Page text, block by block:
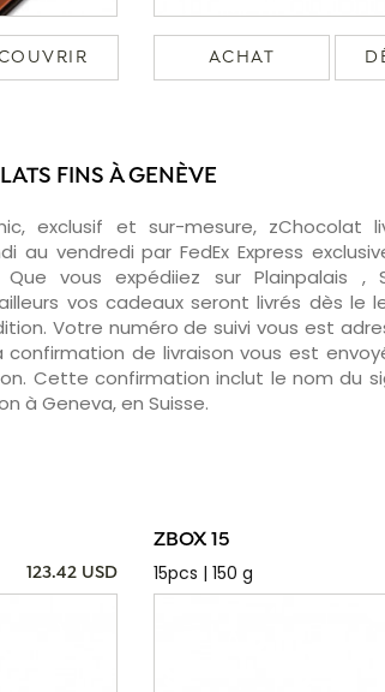
ACHAT
FINS À GENÈVE
exclusif et sur-mesure, zChocolat
au vendredi par FedEx Express
vous expédiiez sur Plainpalais ,
vos cadeaux seront livrés dès le
Votre numéro de suivi vous est
de livraison vous est
Cette confirmation inclut le nom du
à Geneva, en Suisse.
123.42 USD
ZBOX 15
15pcs | 150 g